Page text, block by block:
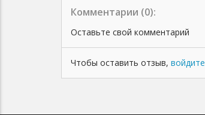
Комментарии (0):
Оставьте свой комментарий
Чтобы оставить отзыв, войдите